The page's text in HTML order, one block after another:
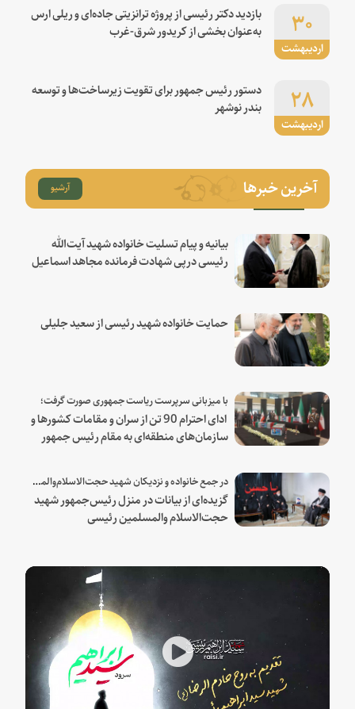
اردیبهشت
۳۰
بازدید دکتر رئیسی از پروژه ترانزیتی جاده‌ای و ریلی ارس
به‌عنوان بخشی از کریدور شرق-غرب
اردیبهشت
۲۸
دستور رئیس جمهور برای تقویت زیرساخت‌ها و توسعه
بندر نوشهر
آخرین خبرها آرشیو
بیانیه و پیام تسلیت خانواده شهید آیت‌الله
رئیسی درپی شهادت فرمانده مجاهد اسماعیل
حمایت خانواده شهید رئیسی از سعید جلیلی
با میزبانی سرپرست ریاست جمهوری صورت گرفت؛
ادای احترام 90 تن از سران و مقامات کشورها و
سازمان‌های منطقه‌ای به مقام رئیس جمهور
در جمع خانواده و نزدیکان شهید حجت‌الاسلام‌والمسلمین رئیسی:
گزیده‌ای از بیانات در منزل رئیس‌جمهور شهید
حجت‌الاسلام والمسلمین رئیسی
Play